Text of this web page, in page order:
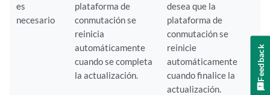
es
necesario
plataforma de
conmutación se
reinicia
automáticamente
cuando se completa
la actualización.
desea que la
plataforma de
conmutación se
reinicie
automáticamente
cuando finalice la
actualización.
Feedback